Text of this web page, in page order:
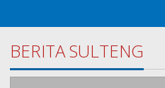
BERITA SULTENG